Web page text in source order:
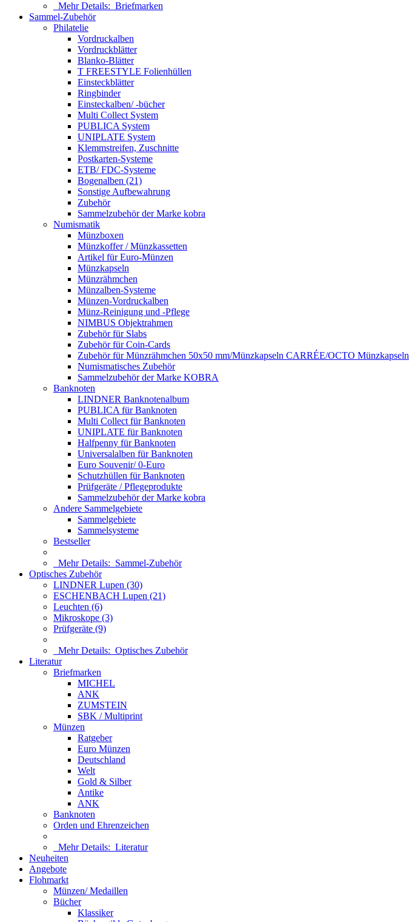
Mehr Details: Briefmarken
Sammel-Zubehör
Philatelie
Vordruckalben
Vordruckblätter
Blanko-Blätter
T FREESTYLE Folienhüllen
Einsteckblätter
Ringbinder
Einsteckalben/ -bücher
Multi Collect System
PUBLICA System
UNIPLATE System
Klemmstreifen, Zuschnitte
Postkarten-Systeme
ETB/ FDC-Systeme
Bogenalben (21)
Sonstige Aufbewahrung
Zubehör
Sammelzubehör der Marke kobra
Numismatik
Münzboxen
Münzkoffer / Münzkassetten
Artikel für Euro-Münzen
Münzkapseln
Münzrähmchen
Münzalben-Systeme
Münzen-Vordruckalben
Münz-Reinigung und -Pflege
NIMBUS Objektrahmen
Zubehör für Slabs
Zubehör für Coin-Cards
Zubehör für Münzrähmchen 50x50 mm/Münzkapseln CARRÉE/OCTO Münzkapseln
Numismatisches Zubehör
Sammelzubehör der Marke KOBRA
Banknoten
LINDNER Banknotenalbum
PUBLICA für Banknoten
Multi Collect für Banknoten
UNIPLATE für Banknoten
Halfpenny für Banknoten
Universalalben für Banknoten
Euro Souvenir/ 0-Euro
Schutzhüllen für Banknoten
Prüfgeräte / Pflegeprodukte
Sammelzubehör der Marke kobra
Andere Sammelgebiete
Sammelgebiete
Sammelsysteme
Bestseller
Mehr Details: Sammel-Zubehör
Optisches Zubehör
LINDNER Lupen (30)
ESCHENBACH Lupen (21)
Leuchten (6)
Mikroskope (3)
Prüfgeräte (9)
Mehr Details: Optisches Zubehör
Literatur
Briefmarken
MICHEL
ANK
ZUMSTEIN
SBK / Multiprint
Münzen
Ratgeber
Euro Münzen
Deutschland
Welt
Gold & Silber
Antike
ANK
Banknoten
Orden und Ehrenzeichen
Mehr Details: Literatur
Neuheiten
Angebote
Flohmarkt
Münzen/ Medaillen
Bücher
Klassiker